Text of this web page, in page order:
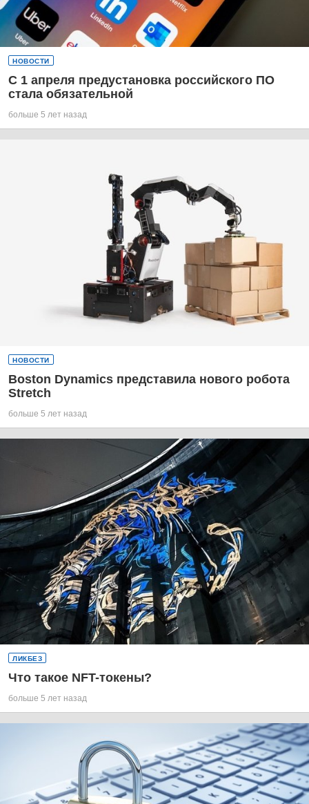
НОВОСТИ
С 1 апреля предустановка российского ПО
стала обязательной
больше 5 лет назад
НОВОСТИ
Boston Dynamics представила нового робота
Stretch
больше 5 лет назад
ЛИКБЕЗ
Что такое NFT-токены?
больше 5 лет назад